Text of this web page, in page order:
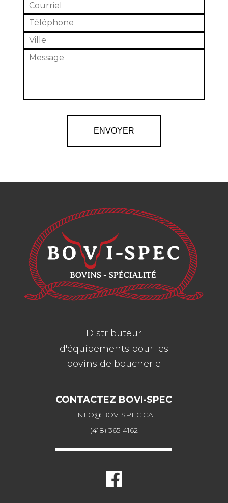
Distributeur
d'équipements pour les
bovins de boucherie
CONTACTEZ BOVI-SPEC
INFO@BOVISPEC.CA
(418) 365-4162